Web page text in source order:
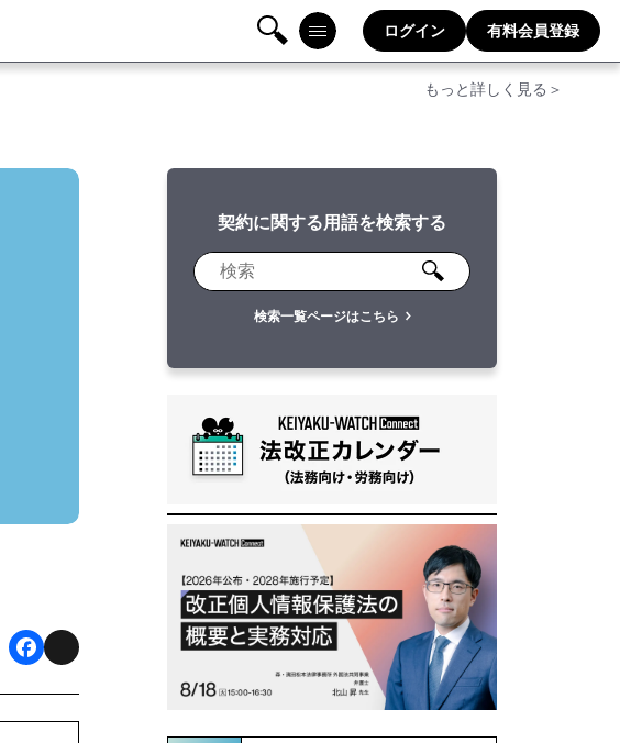
検
メニ
ログイン 有料会員登録
もっと詳しく見る＞
a
契約に関する用語を検索する
検索一覧ページはこちら